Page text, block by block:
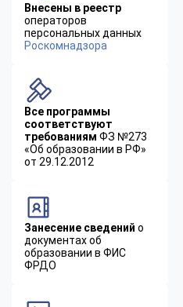
Внесены в реестр
операторов
персональных данных
Роскомнадзора
Все программы
соответствуют
требованиям ФЗ №273
«Об образовании в РФ»
от 29.12.2012
Занесение сведений о
документах об
образовании в ФИС
ФРДО